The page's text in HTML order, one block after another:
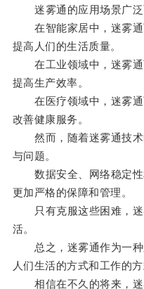
迷雾通的应用场景广泛
在智能家居中，迷雾通
提高人们的生活质量。
在工业领域中，迷雾通
提高生产效率。
在医疗领域中，迷雾通
改善健康服务。
然而，随着迷雾通技术
与问题。
数据安全、网络稳定性
更加严格的保障和管理。
只有克服这些困难，迷
活。
总之，迷雾通作为一种
人们生活的方式和工作的方
相信在不久的将来，迷